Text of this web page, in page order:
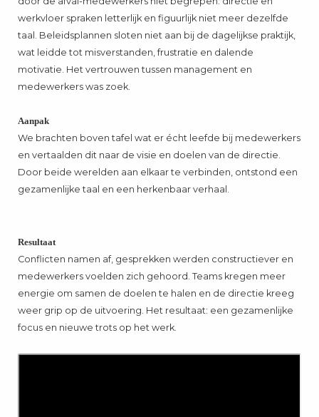
werkvloer spraken letterlijk en figuurlijk niet meer dezelfde
taal. Beleidsplannen sloten niet aan bij de dagelijkse praktijk,
wat leidde tot misverstanden, frustratie en dalende
motivatie. Het vertrouwen tussen management en
medewerkers was zoek.
Aanpak
We brachten boven tafel wat er écht leefde bij medewerkers
en vertaalden dit naar de visie en doelen van de directie.
Door beide werelden aan elkaar te verbinden, ontstond een
gezamenlijke taal en een herkenbaar verhaal.
Resultaat
Conflicten namen af, gesprekken werden constructiever en
medewerkers voelden zich gehoord. Teams kregen meer
energie om samen de doelen te halen en de directie kreeg
weer grip op de uitvoering. Het resultaat: een gezamenlijke
focus en nieuwe trots op het werk.